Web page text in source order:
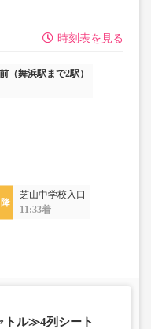
時刻表を見る
（舞浜駅まで2駅）
芝山中学校入口
11:33着
ル≫4列シート